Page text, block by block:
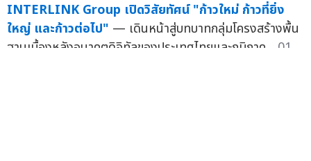
INTERLINK Group เปิดวิสัยทัศน์ "ก้าวใหม่ ก้าวที่ยิ่ง
ใหญ่ และก้าวต่อไป" — เดินหน้าสู่บทบาทกลุ่มโครงสร้างพื้น
ฐานเบื้องหลังอนาคตดิจิทัลของประเทศไทยและภูมิภาค... 01